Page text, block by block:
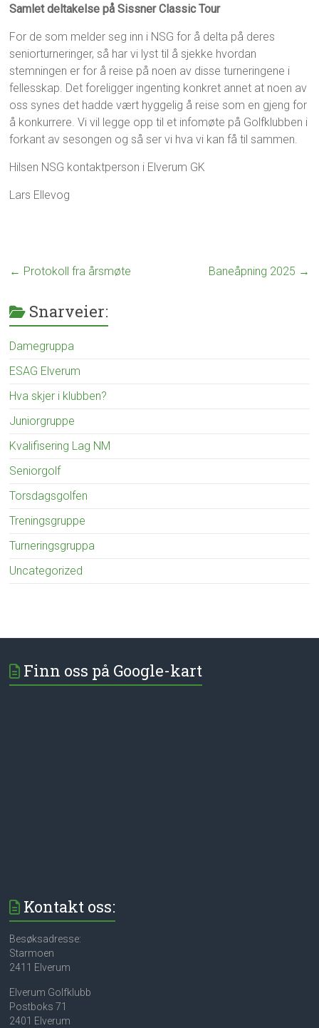
Samlet deltakelse på Sissner Classic Tour
For de som melder seg inn i NSG for å delta på deres
seniorturneringer, så har vi lyst til å sjekke hvordan
stemningen er for å reise på noen av disse turneringene i
fellesskap. Det foreligger ingenting konkret annet at noen av
oss synes det hadde vært hyggelig å reise som en gjeng for
å konkurrere. Vi vil legge opp til et infomøte på Golfklubben i
forkant av sesongen og så ser vi hva vi kan få til sammen.
Hilsen NSG kontaktperson i Elverum GK
Lars Ellevog
← Protokoll fra årsmøte Baneåpning 2025 →
Snarveier:
Damegruppa
ESAG Elverum
Hva skjer i klubben?
Juniorgruppe
Kvalifisering Lag NM
Seniorgolf
Torsdagsgolfen
Treningsgruppe
Turneringsgruppa
Uncategorized
Finn oss på Google-kart
Kontakt oss:
Besøksadresse:
Starmoen
2411 Elverum
Elverum Golfklubb
Postboks 71
2401 Elverum